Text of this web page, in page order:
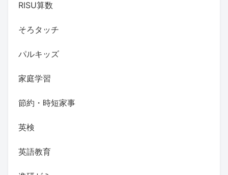
RISU算数
そろタッチ
パルキッズ
家庭学習
節約・時短家事
英検
英語教育